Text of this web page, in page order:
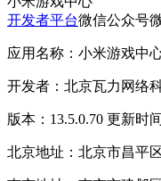
开发者平台微信公众号
应用名称：小米游戏中
开发者：北京瓦力网络
版本：13.5.0.70 更新时
北京地址：北京市昌平